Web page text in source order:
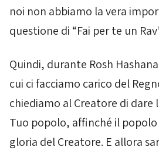
noi non abbiamo la vera
questione di “Fai per te un
Quindi, durante Rosh
cui ci facciamo carico del
chiediamo al Creatore di dare
Tuo popolo, affinché il popolo
gloria del Creatore. E allora